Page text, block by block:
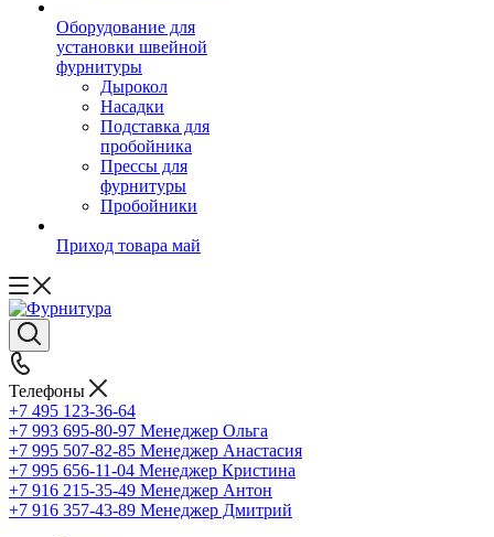
Оборудование для
установки швейной
фурнитуры
Дырокол
Насадки
Подставка для
пробойника
Прессы для
фурнитуры
Пробойники
Приход товара май
Телефоны
+7 495 123-36-64
+7 993 695-80-97 Менеджер Ольга
+7 995 507-82-85 Менеджер Анастасия
+7 995 656-11-04 Менеджер Кристина
+7 916 215-35-49 Менеджер Антон
+7 916 357-43-89 Менеджер Дмитрий